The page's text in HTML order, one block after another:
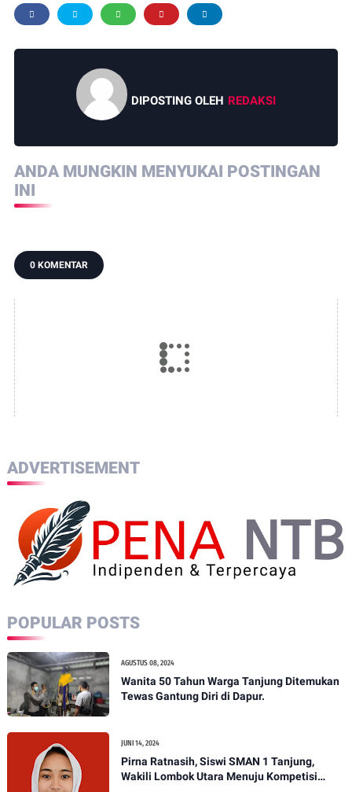
DIPOSTING OLEH REDAKSI
ANDA MUNGKIN MENYUKAI POSTINGAN
INI
0 KOMENTAR
ADVERTISEMENT
POPULAR POSTS
AGUSTUS 08, 2024
Wanita 50 Tahun Warga Tanjung Ditemukan
Tewas Gantung Diri di Dapur.
JUNI 14, 2024
Pirna Ratnasih, Siswi SMAN 1 Tanjung,
Wakili Lombok Utara Menuju Kompetisi